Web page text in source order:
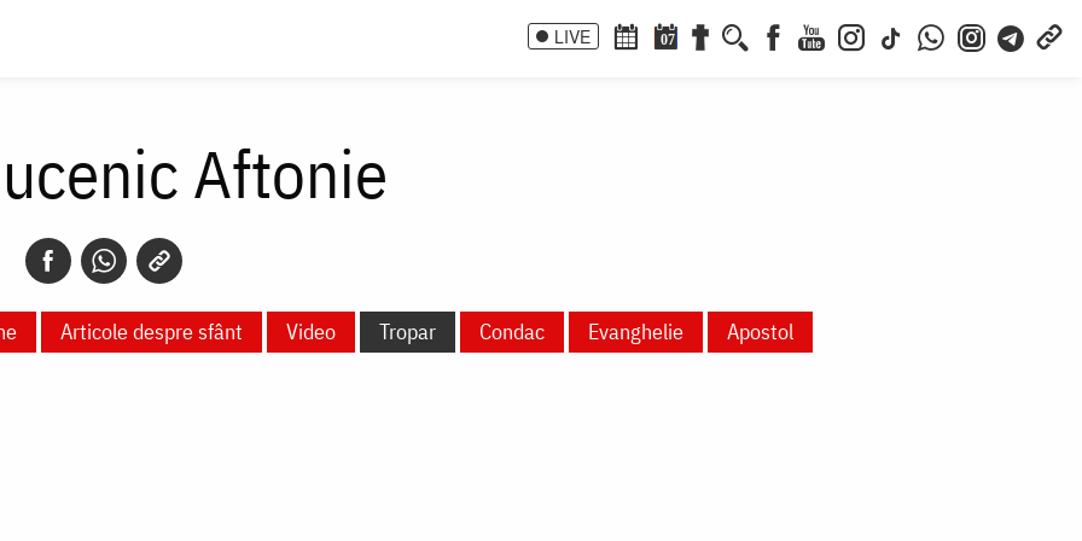
LIVE 07
Aftonie
Articole despre sfânt Video Tropar Condac Evanghelie Apostol